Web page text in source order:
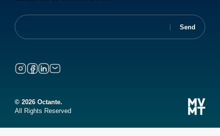
© 2026 Octante.
All Rights Reserved